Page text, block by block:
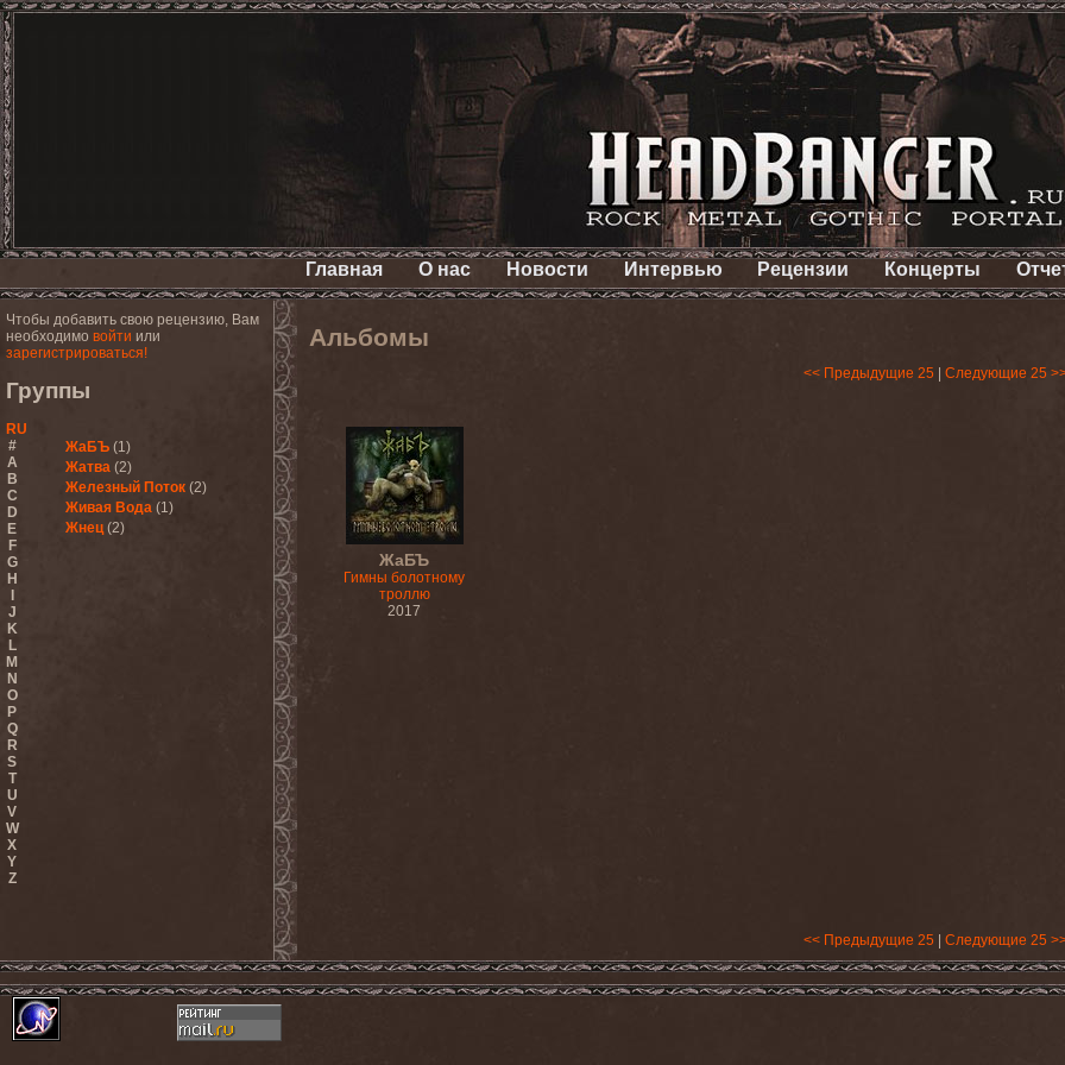
Главная О нас Новости Интервью Рецензии Концерты
Чтобы добавить свою рецензию, Вам
необходимо войти или
зарегистрироваться!
Группы
RU
#
A
B
C
D
E
F
G
H
J
K
L
M
N
O
P
Q
R
S
T
U
V
W
X
Y
Z
ЖаБЪ (1)
Жатва (2)
Железный Поток (2)
Живая Вода (1)
Жнец (2)
Альбомы
<< Предыдущие 25 Следующие 25
ЖаБЪ
Гимны болотному
троллю
2017
<< Предыдущие 25 Следующие 25